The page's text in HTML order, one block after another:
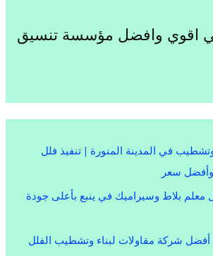
اقوي وافضل مؤسسة تنسيق
في المدينة المنورة | تنفيذ فلل
سعر
معلم بلاط وسيراميك في ينبع بأعلى جودة
أفضل شركة مقاولات لبناء وتشطيب الفلل